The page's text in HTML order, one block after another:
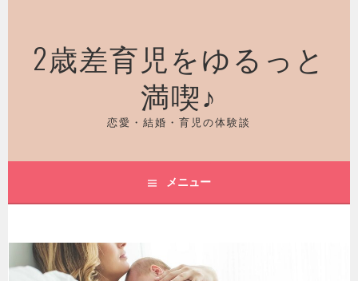
ッ
2歳差育児をゆるっと
満喫♪
恋愛・結婚・育児の体験談
メニュー